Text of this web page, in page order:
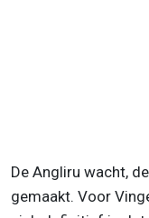
De Angliru wacht,
gemaakt. Voor